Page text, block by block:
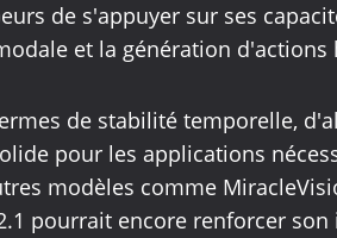
de s'appuyer sur ses
et la génération d'actions
de stabilité temporelle,
pour les applications
modèles comme
pourrait encore renforcer son